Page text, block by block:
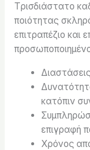
Tρισδιάστατο
ποιότητας
επιτραπέζιο και
κατόπιν
επιγραφή
Χρόνος